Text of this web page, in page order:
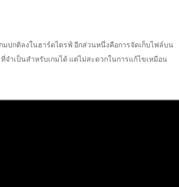
ปกติลงในฮาร์ดไดรฟ์ อีกส่วนหนึ่งคือการจัดเก็บไฟล์บน
ำเป็นสำหรับเกมได้ แต่ไม่สะดวกในการแก้ไขเหมือน